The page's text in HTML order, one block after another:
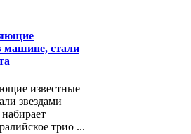
машине, стали
известные
звездами
трио ...